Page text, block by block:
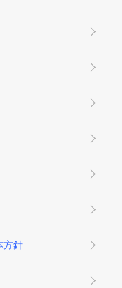
方針